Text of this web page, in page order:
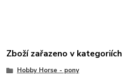
Zboží zařazeno v kategoriích
Hobby Horse - pony